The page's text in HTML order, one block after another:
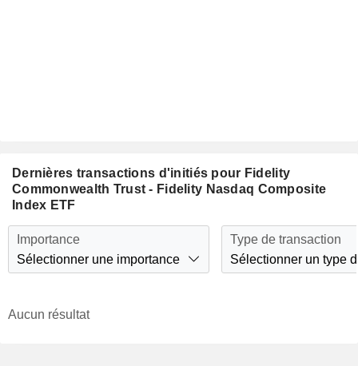
Dernières transactions d'initiés pour Fidelity
Commonwealth Trust - Fidelity Nasdaq Composite
Index ETF
Importance
Sélectionner une importance
Type de transaction
Sélectionner un type
Aucun résultat